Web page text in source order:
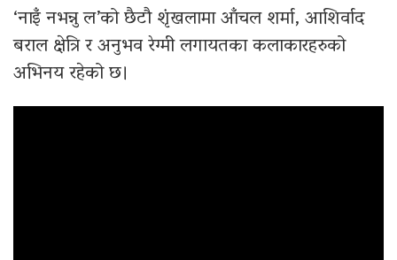
‘नाइँ नभन्नु ल’को छैटौ शृंखलामा आँचल शर्मा, आशिर्वाद
बराल क्षेत्रि र अनुभव रेग्मी लगायतका कलाकारहरुको
अभिनय रहेको छ।